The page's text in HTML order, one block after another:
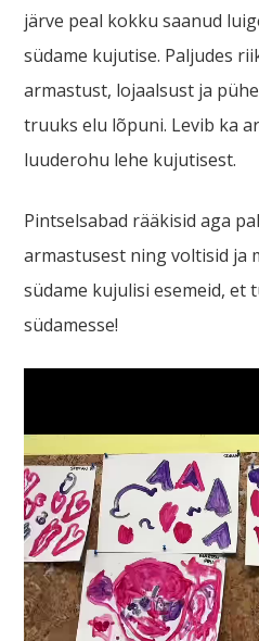
järve peal kokku saanud
südame kujutise. Paljudes
armastust, lojaalsust ja
truuks elu lõpuni. Levib ka
luuderohu lehe kujutisest.
Pintselsabad rääkisid aga
armastusest ning voltisid ja
südame kujulisi esemeid, et
südamesse!